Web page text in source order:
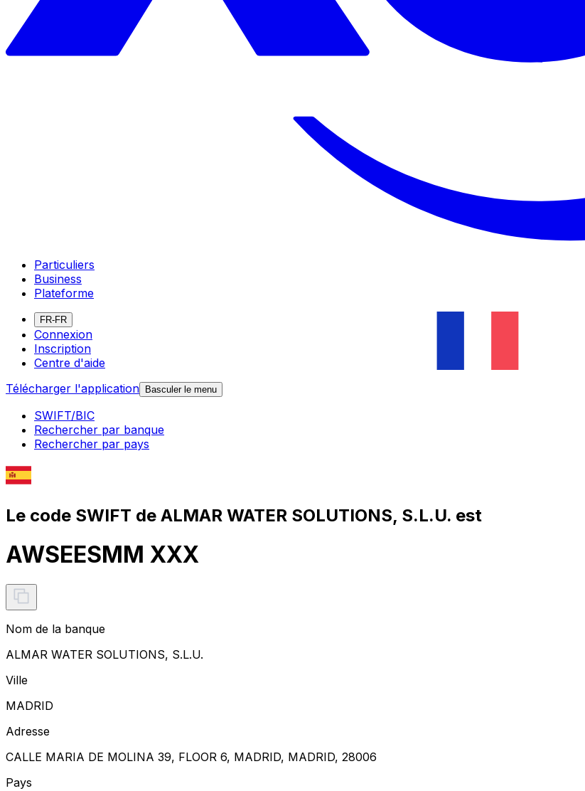
Particuliers
Business
Plateforme
FR-FR
Connexion
Inscription
Centre d'aide
Télécharger l'application Basculer le menu
SWIFT/BIC
Rechercher par banque
Rechercher par pays
Le code SWIFT de ALMAR WATER SOLUTIONS, S.L.U. est
AWSEESMM XXX
Nom de la banque
ALMAR WATER SOLUTIONS, S.L.U.
Ville
MADRID
Adresse
CALLE MARIA DE MOLINA 39, FLOOR 6, MADRID, MADRID, 28006
Pays